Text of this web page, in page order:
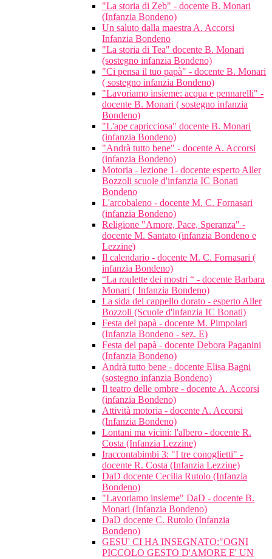
"La storia di Zeb" - docente B. Monari
(Infanzia Bondeno)
Un saluto dalla maestra A. Accorsi
Infanzia Bondeno
"La storia di Tea" docente B. Monari
(sostegno infanzia Bondeno)
"Ci pensa il tuo papà" - docente B. Monari
( sostegno infanzia Bondeno)
"Lavoriamo insieme: acqua e pennarelli" -
docente B. Monari ( sostegno infanzia
Bondeno)
"L'ape capricciosa" docente B. Monari
(infanzia Bondeno)
"Andrà tutto bene" - docente A. Accorsi
(infanzia Bondeno)
Motoria - lezione 1- docente esperto Aller
Bozzoli scuole d'infanzia IC Bonati
Bondeno
L'arcobaleno - docente M. C. Fornasari
(infanzia Bondeno)
Religione "Amore, Pace, Speranza" -
docente M. Santato (infanzia Bondeno e
Lezzine)
Il calendario - docente M. C. Fornasari (
infanzia Bondeno)
“La roulette dei mostri “ - docente Barbara
Monari ( Infanzia Bondeno)
La sida del cappello dorato - esperto Aller
Bozzoli (Scuole d'infanzia IC Bonati)
Festa del papà - docente M. Pimpolari
(Infanzia Bondeno - sez. E)
Festa del papà - docente Debora Paganini
(Infanzia Bondeno)
Andrà tutto bene - docente Elisa Bagni
(sostegno infanzia Bondeno)
Il teatro delle ombre - docente A. Accorsi
(infanzia Bondeno)
Attività motoria - docente A. Accorsi
(Infanzia Bondeno)
Lontani ma vicini: l'albero - docente R.
Costa (Infanzia Lezzine)
Iraccontabimbi 3: "I tre conoglietti" -
docente R. Costa (Infanzia Lezzine)
DaD docente Cecilia Rutolo (Infanzia
Bondeno)
"Lavoriamo insieme" DaD - docente B.
Monari (Infanzia Bondeno)
DaD docente C. Rutolo (Infanzia
Bondeno)
GESU' CI HA INSEGNATO:"OGNI
PICCOLO GESTO D'AMORE E' UN